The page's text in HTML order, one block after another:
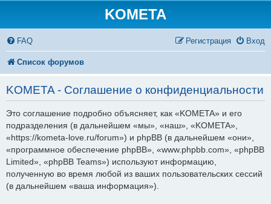
KOMETA
FAQ Вход
Регистрация
Список форумов
KOMETA - Соглашение о конфиденциальности
Это соглашение подробно объясняет, как «KOMETA» и его
подразделения (в дальнейшем «мы», «наш», «KOMETA»,
«https://kometa-love.ru/forum») и phpBB (в дальнейшем «они»,
«программное обеспечение phpBB», «www.phpbb.com», «phpBB
Limited», «phpBB Teams») используют информацию,
полученную во время любой из ваших пользовательских сессий
(в дальнейшем «ваша информация»).